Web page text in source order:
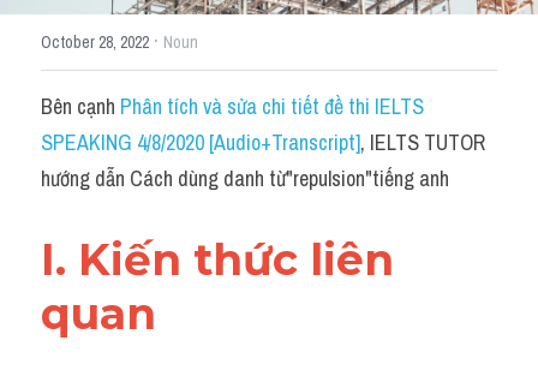
October 28, 2022 · Noun
Bên cạnh Phân tích và sửa chi tiết đề thi IELTS
SPEAKING 4/8/2020 [Audio+Transcript], IELTS TUTOR
hướng dẫn Cách dùng danh từ"repulsion"tiếng anh
I. Kiến thức liên
quan